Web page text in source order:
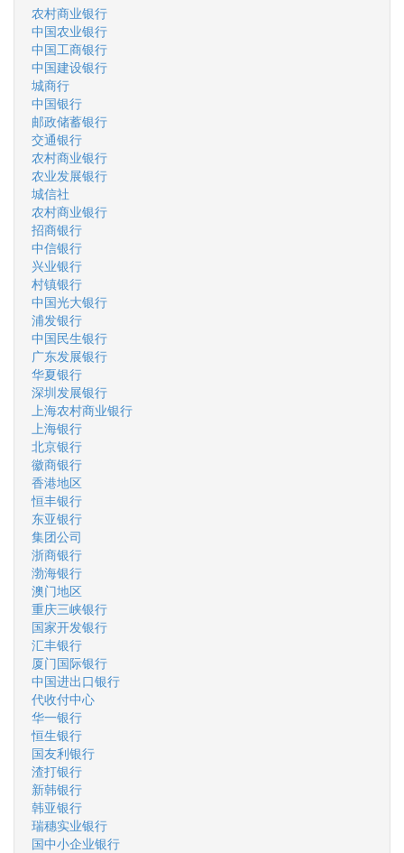
农村商业银行
中国农业银行
中国工商银行
中国建设银行
城商行
中国银行
邮政储蓄银行
交通银行
农村商业银行
农业发展银行
城信社
农村商业银行
招商银行
中信银行
兴业银行
村镇银行
中国光大银行
浦发银行
中国民生银行
广东发展银行
华夏银行
深圳发展银行
上海农村商业银行
上海银行
北京银行
徽商银行
香港地区
恒丰银行
东亚银行
集团公司
浙商银行
渤海银行
澳门地区
重庆三峡银行
国家开发银行
汇丰银行
厦门国际银行
中国进出口银行
代收付中心
华一银行
恒生银行
国友利银行
渣打银行
新韩银行
韩亚银行
瑞穗实业银行
国中小企业银行